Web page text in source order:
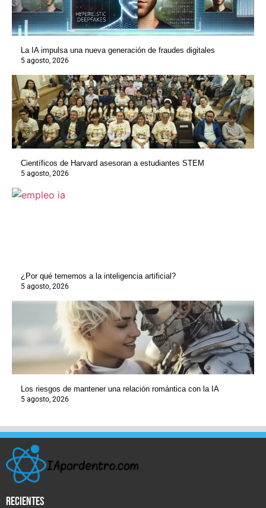
La IA impulsa una nueva generación de fraudes digitales
5 agosto, 2026
Científicos de Harvard asesoran a estudiantes STEM
5 agosto, 2026
¿Por qué tememos a la inteligencia artificial?
5 agosto, 2026
Los riesgos de mantener una relación romántica con la IA
5 agosto, 2026
recientes